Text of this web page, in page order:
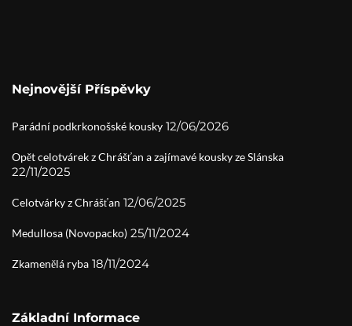
Nejnovější Příspěvky
Parádní podkrkonošské kousky 12/06/2026
Opět celotvárek z Chrášťan a zajímavé kousky ze Slánska
22/11/2025
Celotvárky z Chrášťan 12/06/2025
Medullosa (Novopacko) 25/11/2024
Zkamenělá ryba 18/11/2024
Základní Informace